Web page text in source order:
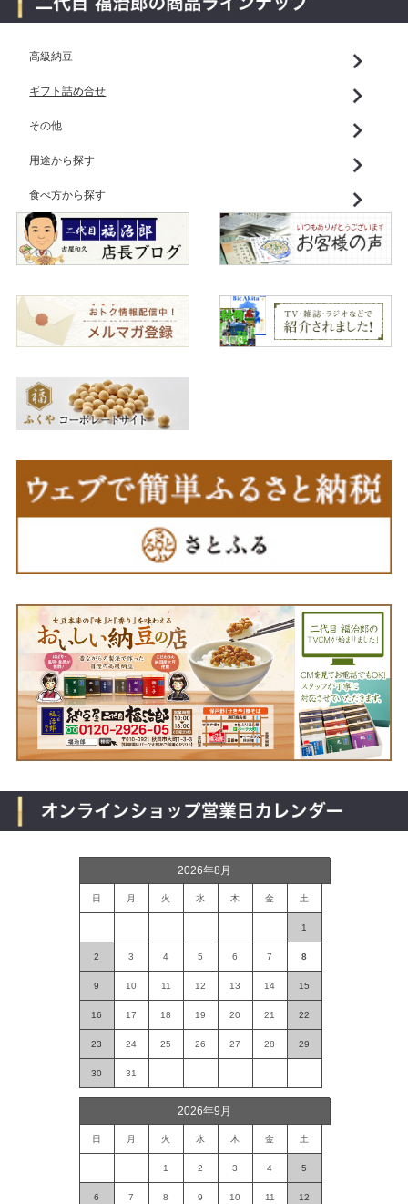
高級納豆
ギフト詰め合せ
その他
用途から探す
食べ方から探す
2026年8月
日 月 火 水 木 金 土
1
2 3 4 5 6 7 8
9 10 11 12 13 14 15
16 17 18 19 20 21 22
23 24 25 26 27 28 29
30 31
2026年9月
日 月 火 水 木 金 土
1 2 3 4 5
6 7 8 9 10 11 12